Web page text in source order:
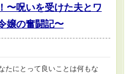
〜呪いを受けた夫とワ
嬢の奮闘記〜
たにとって良いことは何もな